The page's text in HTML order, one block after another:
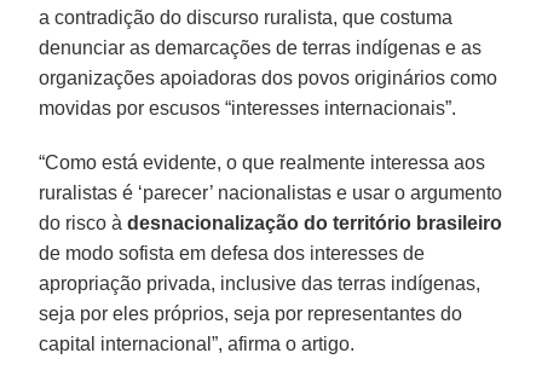
a contradição do discurso ruralista, que costuma
denunciar as demarcações de terras indígenas e as
organizações apoiadoras dos povos originários como
movidas por escusos “interesses internacionais”.
“Como está evidente, o que realmente interessa aos
ruralistas é ‘parecer’ nacionalistas e usar o argumento
do risco àdesnacionalização do território brasileiro
de modo sofista em defesa dos interesses de
apropriação privada, inclusive das terras indígenas,
seja por eles próprios, seja por representantes do
capital internacional”, afirma o artigo.